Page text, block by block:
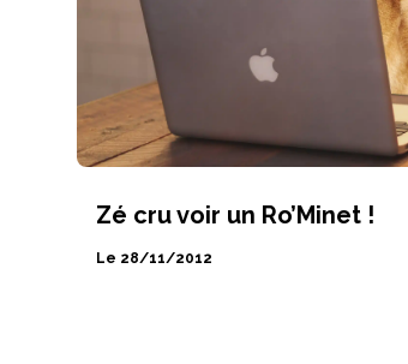
Zé cru voir un Ro’Minet !
Le 28/11/2012